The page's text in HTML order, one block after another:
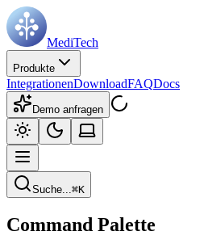
MediTech
Produkte
IntegrationenDownloadFAQDocs
Demo anfragen
Suche...⌘K
Command Palette